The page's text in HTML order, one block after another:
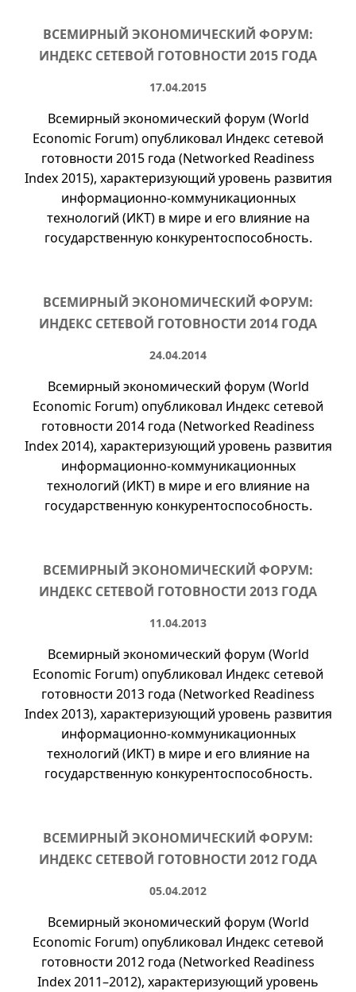
ВСЕМИРНЫЙ ЭКОНОМИЧЕСКИЙ ФОРУМ:
ИНДЕКС СЕТЕВОЙ ГОТОВНОСТИ 2015 ГОДА
17.04.2015
Всемирный экономический форум (World
Economic Forum) опубликовал Индекс сетевой
готовности 2015 года (Networked Readiness
Index 2015), характеризующий уровень развития
информационно-коммуникационных
технологий (ИКТ) в мире и его влияние на
государственную конкурентоспособность.
ВСЕМИРНЫЙ ЭКОНОМИЧЕСКИЙ ФОРУМ:
ИНДЕКС СЕТЕВОЙ ГОТОВНОСТИ 2014 ГОДА
24.04.2014
Всемирный экономический форум (World
Economic Forum) опубликовал Индекс сетевой
готовности 2014 года (Networked Readiness
Index 2014), характеризующий уровень развития
информационно-коммуникационных
технологий (ИКТ) в мире и его влияние на
государственную конкурентоспособность.
ВСЕМИРНЫЙ ЭКОНОМИЧЕСКИЙ ФОРУМ:
ИНДЕКС СЕТЕВОЙ ГОТОВНОСТИ 2013 ГОДА
11.04.2013
Всемирный экономический форум (World
Economic Forum) опубликовал Индекс сетевой
готовности 2013 года (Networked Readiness
Index 2013), характеризующий уровень развития
информационно-коммуникационных
технологий (ИКТ) в мире и его влияние на
государственную конкурентоспособность.
ВСЕМИРНЫЙ ЭКОНОМИЧЕСКИЙ ФОРУМ:
ИНДЕКС СЕТЕВОЙ ГОТОВНОСТИ 2012 ГОДА
05.04.2012
Всемирный экономический форум (World
Economic Forum) опубликовал Индекс сетевой
готовности 2012 года (Networked Readiness
Index2011–2012), характеризующий уровень